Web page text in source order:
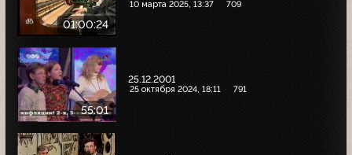
01:00:24
10 марта 2025, 13:37 709
55:01
25.12.2001
25 октября 2024, 18:11 791